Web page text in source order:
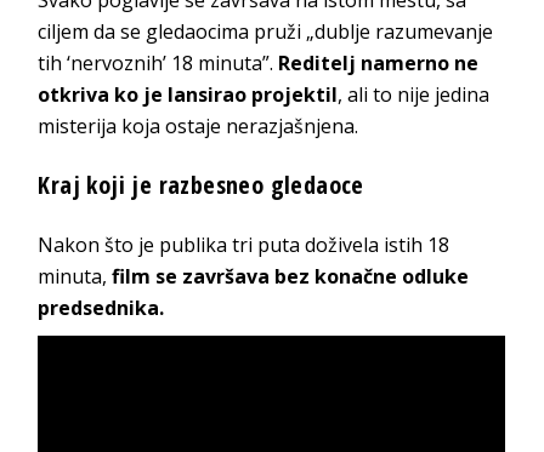
ciljem da se gledaocima pruži „dublje razumevanje
tih ‘nervoznih’ 18 minuta”. Reditelj namerno ne
otkriva ko je lansirao projektil, ali to nije jedina
misterija koja ostaje nerazjašnjena.
Kraj koji je razbesneo gledaoce
Nakon što je publika tri puta doživela istih 18
minuta,film se završava bez konačne odluke
predsednika.